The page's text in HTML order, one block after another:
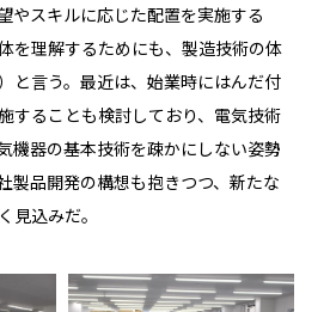
やスキルに応じた配置を実施する
を理解するためにも、製造技術の体
と言う。最近は、始業時にはんだ付
することも検討しており、電気技術
機器の基本技術を疎かにしない姿勢
製品開発の構想も抱きつつ、新たな
見込みだ。